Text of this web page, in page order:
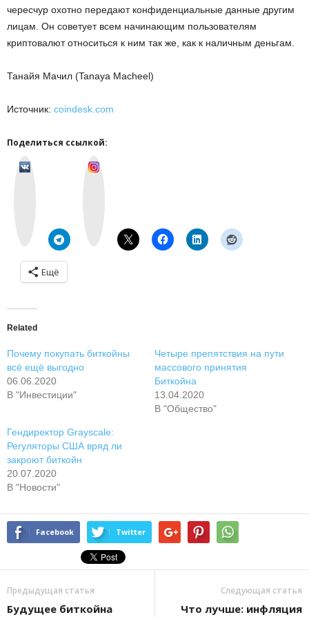
чересчур охотно передают конфиденциальные данные другим
лицам. Он советует всем начинающим пользователям
криптовалют относиться к ним так же, как к наличным деньгам.
Танайя Мачил (Tanaya Macheel)
Источник: coindesk.com
Поделиться ссылкой:
Ещё
Related
Почему покупать биткойны
всё ещё выгодно
06.06.2020
В "Инвестиции"
Четыре препятствия на пути
массового принятия
Биткойна
13.04.2020
В "Общество"
Гендиректор Grayscale:
Регуляторы США вряд ли
закроют биткойн
20.07.2020
В "Новости"
Facebook Twitter
Предыдущая статья
Будущее биткойна
Следующая статья
Что лучше: инфляция